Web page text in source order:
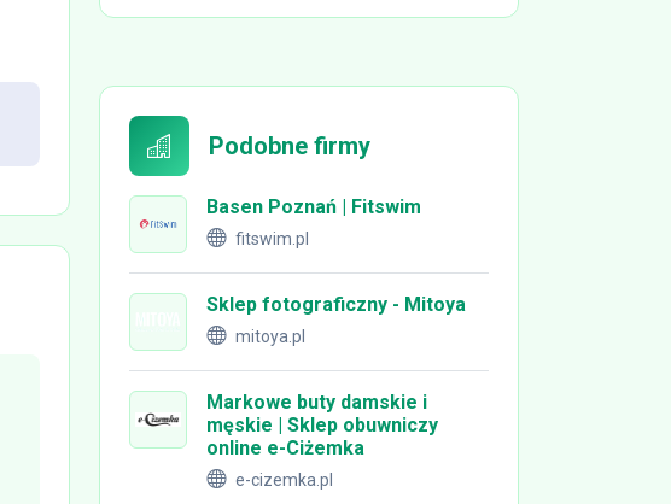
Podobne firmy
Basen Poznań | Fitswim
fitswim.pl
Sklep fotograficzny - Mitoya
mitoya.pl
Markowe buty damskie i
męskie | Sklep obuwniczy
online e-Ciżemka
e-cizemka.pl